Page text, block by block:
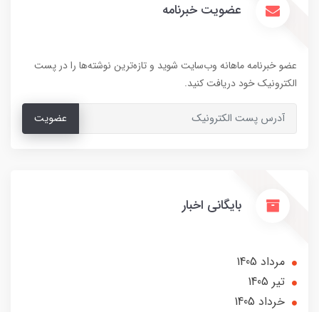
عضویت خبرنامه
عضو خبرنامه ماهانه وب‌سایت شوید و تازه‌ترین نوشته‌ها را در پست
الکترونیک خود دریافت کنید.
عضویت
بایگانی اخبار
مرداد 1405
تير 1405
خرداد 1405